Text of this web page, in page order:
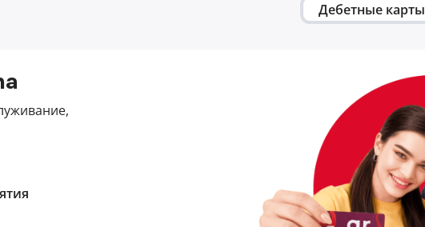
Дебетные карты